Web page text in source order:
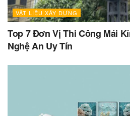
VẬT LIỆU XÂY DỰNG
Top 7 Đơn Vị Thi Công Mái
Nghệ An Uy Tín